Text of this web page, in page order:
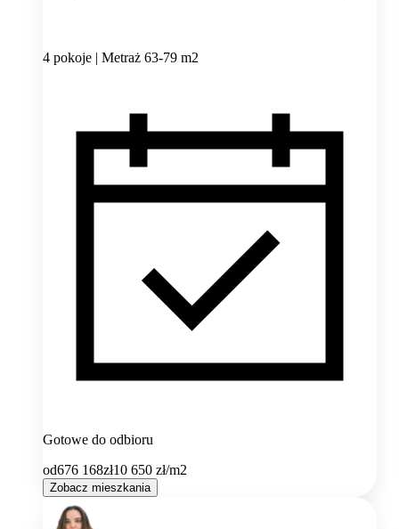
4 pokoje | Metraż 63-79 m2
Gotowe do odbioru
od676 168zł10 650 zł/m2
Zobacz mieszkania